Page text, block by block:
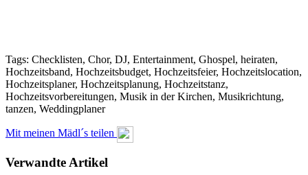
Tags: Checklisten, Chor, DJ, Entertainment, Ghospel, heiraten,
Hochzeitsband, Hochzeitsbudget, Hochzeitsfeier, Hochzeitslocation,
Hochzeitsplaner, Hochzeitsplanung, Hochzeitstanz,
Hochzeitsvorbereitungen, Musik in der Kirchen, Musikrichtung,
tanzen, Weddingplaner
Mit meinen Mädl´s teilen
Verwandte Artikel